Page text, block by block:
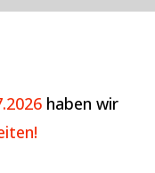
haben wir